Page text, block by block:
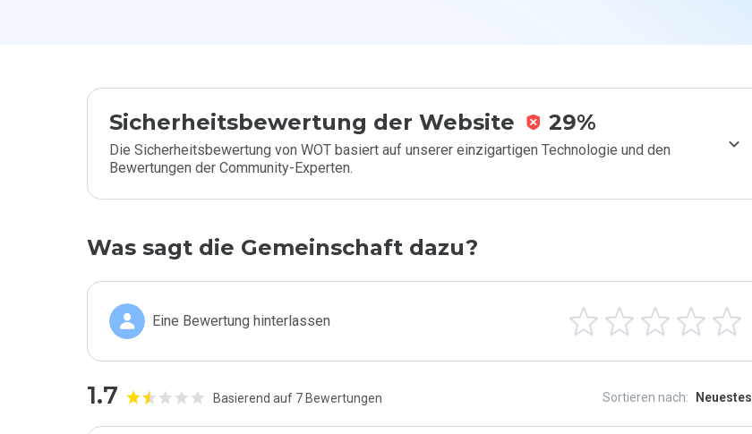
Sicherheitsbewertung der Website 29%
Die Sicherheitsbewertung von WOT basiert auf unserer einzigartigen Technologie und den
Bewertungen der Community-Experten.
Was sagt die Gemeinschaft dazu?
Eine Bewertung hinterlassen
1.7 Basierend auf 7 Bewertungen Sortieren nach: Neuestes